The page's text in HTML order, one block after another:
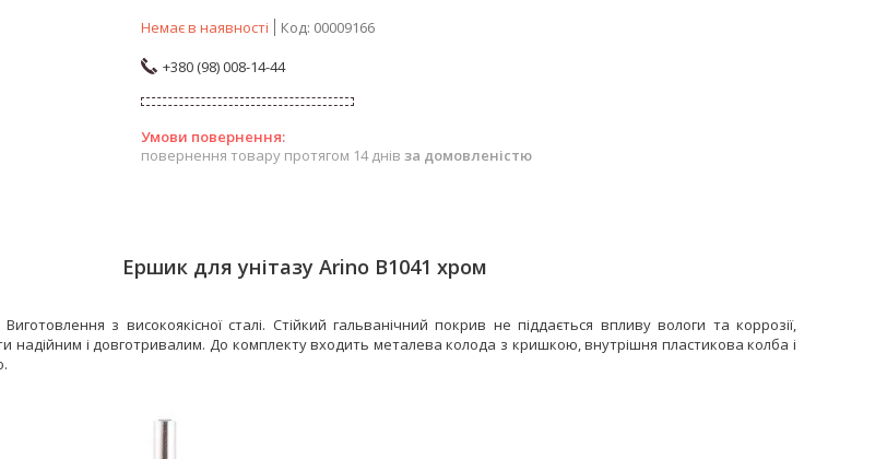
Немає в наявності
Код: 00009166
+380 (98) 008-14-44
повернення товару протягом 14 днів за домовленістю
Ершик для унітазу Arino B1041 хром
Виготовлення з високоякісної сталі. Стійкий гальванічний покрив не піддається впливу вологи та коррозії,
надійним і довготривалим. До комплекту входить металева колода з кришкою, внутрішня пластикова колба і